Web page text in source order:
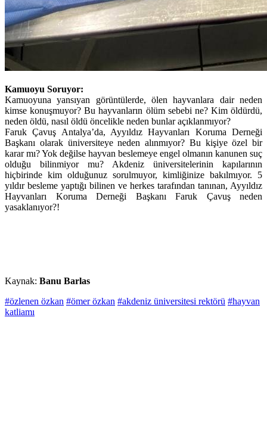
Kamuoyu Soruyor:
Kamuoyuna yansıyan görüntülerde, ölen hayvanlara dair neden
kimse konuşmuyor? Bu hayvanların ölüm sebebi ne? Kim öldürdü,
neden öldü, nasıl öldü öncelikle neden bunlar açıklanmıyor?
Faruk Çavuş Antalya’da, Ayyıldız Hayvanları Koruma Derneği
Başkanı olarak üniversiteye neden alınmıyor? Bu kişiye özel bir
karar mı? Yok değilse hayvan beslemeye engel olmanın kanunen suç
olduğu bilinmiyor mu? Akdeniz üniversitelerinin kapılarının
hiçbirinde kim olduğunuz sorulmuyor, kimliğinize bakılmıyor. 5
yıldır besleme yaptığı bilinen ve herkes tarafından tanınan, Ayyıldız
Hayvanları Koruma Derneği Başkanı Faruk Çavuş neden
yasaklanıyor?!
Kaynak: Banu Barlas
#özlenen özkan #ömer özkan #akdeniz üniversitesi rektörü #hayvan
katliamı